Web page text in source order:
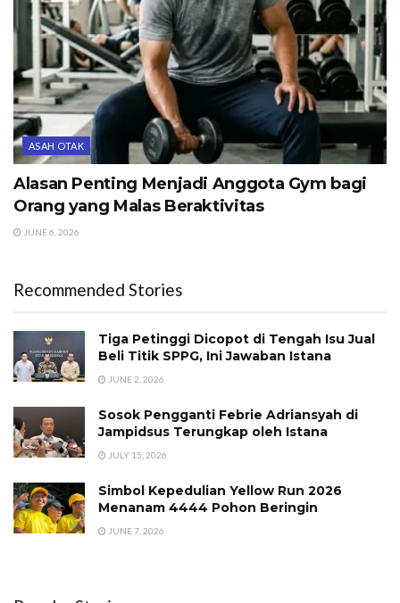
ASAH OTAK
Alasan Penting Menjadi Anggota Gym bagi
Orang yang Malas Beraktivitas
JUNE 6, 2026
Recommended Stories
Tiga Petinggi Dicopot di Tengah Isu Jual
Beli Titik SPPG, Ini Jawaban Istana
JUNE 2, 2026
Sosok Pengganti Febrie Adriansyah di
Jampidsus Terungkap oleh Istana
JULY 15, 2026
Simbol Kepedulian Yellow Run 2026
Menanam 4444 Pohon Beringin
JUNE 7, 2026